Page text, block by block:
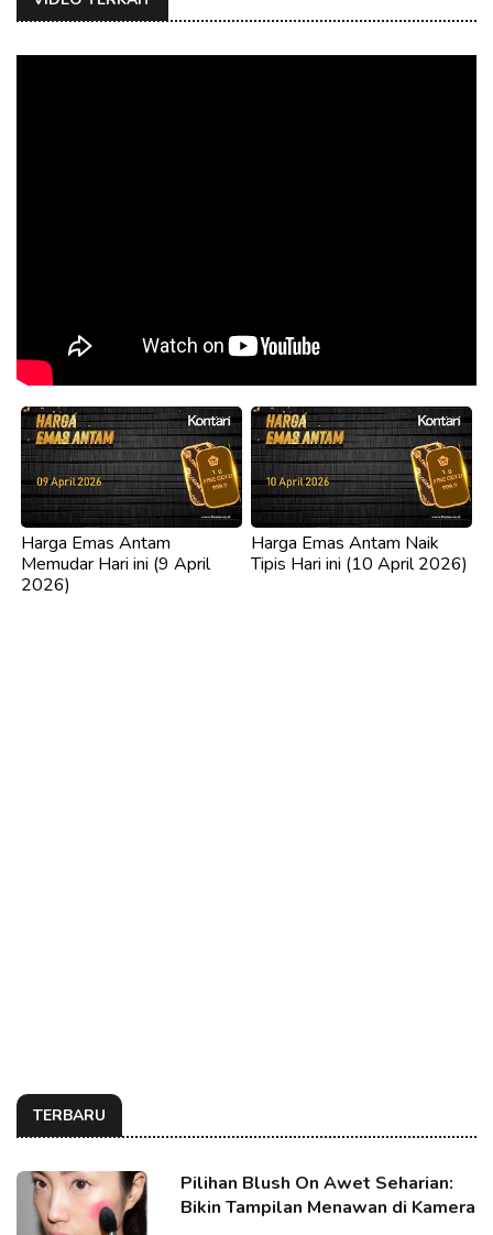
Harga Emas Antam
Memudar Hari ini (9 April
2026)
Harga Emas Antam Naik
Tipis Hari ini (10 April 2026)
TERBARU
Pilihan Blush On Awet Seharian:
Bikin Tampilan Menawan di Kamera